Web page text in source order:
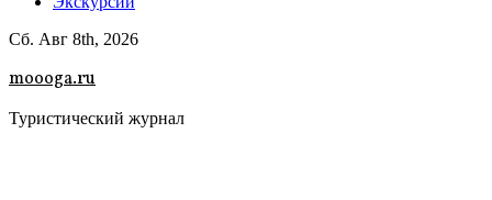
Сб. Авг 8th, 2026
moooga.ru
Туристический журнал